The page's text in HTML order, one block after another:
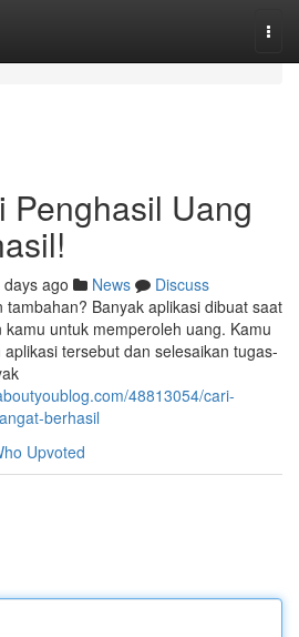
Penghasil Uang
ago News
Discuss
tambahan? Banyak aplikasi dibuat saat
untuk memperoleh uang. Kamu
tersebut dan selesaikan tugas-
48813054/cari-
berhasil
Upvoted